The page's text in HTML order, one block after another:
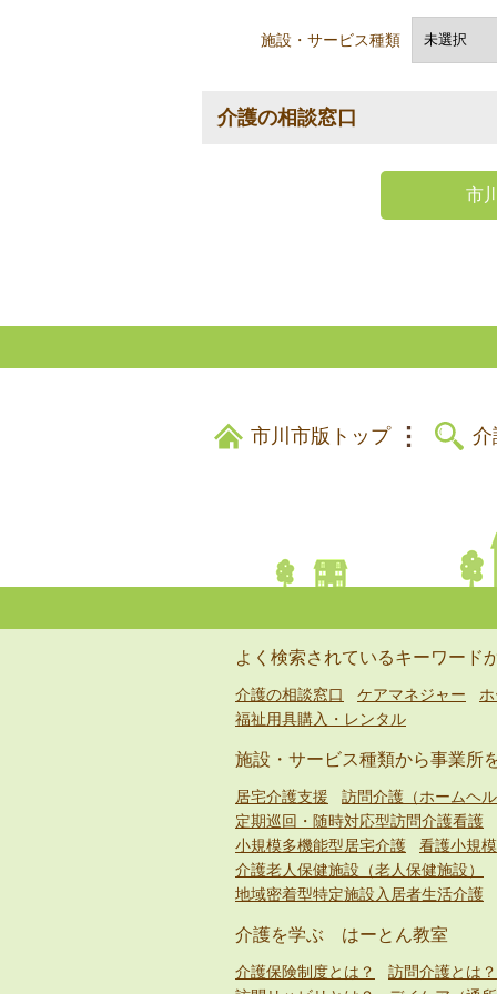
施設・サービス種類
介護の相談窓口
市
市川市版トップ 介
よく検索されているキーワード
介護の相談窓口 ケアマネジャー
福祉用具購入・レンタル
施設・サービス種類から事業所
居宅介護支援
訪問介護（ホームヘ
定期巡回・随時対応型訪問介護看護
小規模多機能型居宅介護
看護小規
介護老人保健施設（老人保健施設）
地域密着型特定施設入居者生活介護
介護を学ぶ はーとん教室
介護保険制度とは？
訪問介護とは？